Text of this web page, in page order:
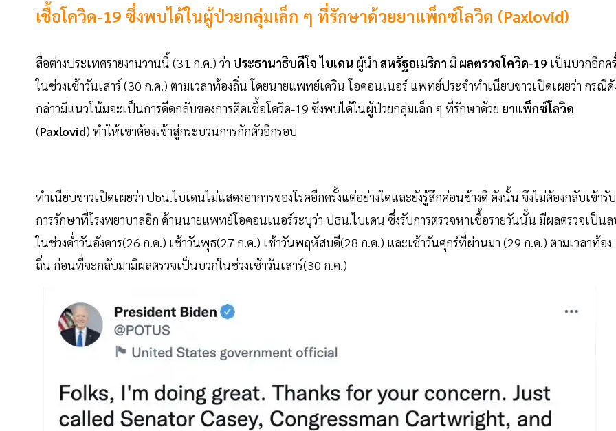
เชื้อโควิด-19 ซึ่งพบได้ในผู้ป่วยกลุ่มเล็ก ๆ ที่รักษาด้วยยาแพ็กซ์โลวิด (Paxlovid)
สื่อต่างประเทศรายงานวานนี้ (31 ก.ค.) ว่า ประธานาธิบดีโจ ไบเดน ผู้นำ สหรัฐอเมริกา มี ผลตรวจโควิด-19 เป็นบวกอีกค
ในช่วงเช้าวันเสาร์ (30 ก.ค.) ตามเวลาท้องถิ่น โดยนายแพทย์เควิน โอคอนเนอร์ แพทย์ประจำทำเนียบขาวเปิดเผยว่า กรณีดั
กล่าวมีแนวโน้มจะเป็นการดีดกลับของการติดเชื้อโควิด-19 ซึ่งพบได้ในผู้ป่วยกลุ่มเล็ก ๆ ที่รักษาด้วย ยาแพ็กซ์โลวิด
(Paxlovid) ทำให้เขาต้องเข้าสู่กระบวนการกักตัวอีกรอบ
ทำเนียบขาวเปิดเผยว่า ปธน.ไบเดนไม่แสดงอาการของโรคอีกครั้งแต่อย่างใดและยังรู้สึกค่อนข้างดี ดังนั้น จึงไม่ต้องกลับเข้ารับ
การรักษาที่โรงพยาบาลอีก ด้านนายแพทย์โอคอนเนอร์ระบุว่า ปธน.ไบเดน ซึ่งรับการตรวจหาเชื้อรายวันนั้น มีผลตรวจเป็น
ในช่วงค่ำวันอังคาร(26 ก.ค.) เช้าวันพุธ(27 ก.ค.) เช้าวันพฤหัสบดี(28 ก.ค.) และเช้าวันศุกร์ที่ผ่านมา (29 ก.ค.) ตามเวลาท้อง
ถิ่น ก่อนที่จะกลับมามีผลตรวจเป็นบวกในช่วงเช้าวันเสาร์(30 ก.ค.)